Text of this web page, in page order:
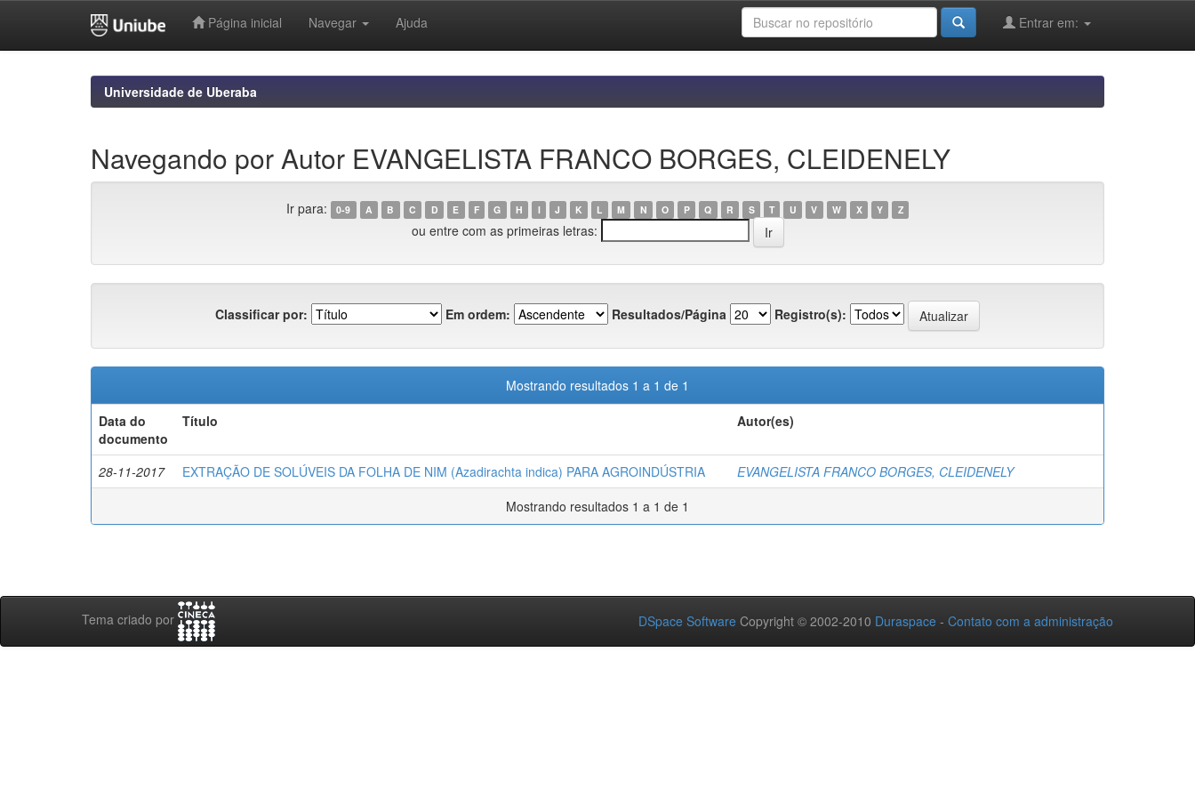
Página inicial Navegar Ajuda Entrar em:
Universidade de Uberaba
Navegando por Autor EVANGELISTA FRANCO BORGES, CLEIDENELY
Ir para: 0-9 A B C D E F G H I J K L M N O P Q R S T U V W X Y Z
ou entre com as primeiras letras:
Classificar por: Em ordem: Resultados/Página Registro(s):
Mostrando resultados 1 a 1 de 1
Data do
documento
Título Autor(es)
28-11-2017 EXTRAÇÃO DE SOLÚVEIS DA FOLHA DE NIM (Azadirachta indica) PARA AGROINDÚSTRIA
EVANGELISTA FRANCO BORGES, CLEIDENELY
Mostrando resultados 1 a 1 de 1
Tema criado por DSpace Software Copyright © 2002-2010 Duraspace - Contato com a administração